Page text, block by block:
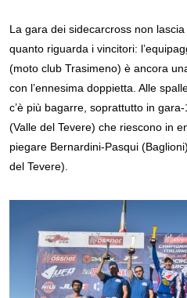
La gara dei sidecarcross non
quanto riguarda i vincitori:
(moto club Trasimeno) è ancora
con l’ennesima doppietta. Alle
c’è più bagarre, soprattutto in
(Valle del Tevere) che riescono in
piegare Bernardini-Pasqui
del Tevere).